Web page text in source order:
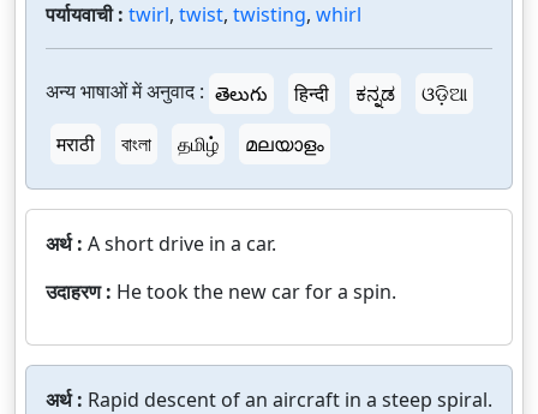
पर्यायवाची : twirl, twist, twisting, whirl
अन्य भाषाओं में अनुवाद : తెలుగు हिन्दी ಕನ್ನಡ
ଓଡ଼ିଆ
मराठी
বাংলা தமிழ் മലയാളം
अर्थ : A short drive in a car.
उदाहरण : He took the new car for a spin.
अर्थ : Rapid descent of an aircraft in a steep spiral.